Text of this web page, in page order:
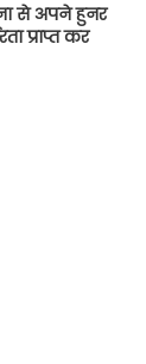
से अपने हुनर
प्राप्त कर